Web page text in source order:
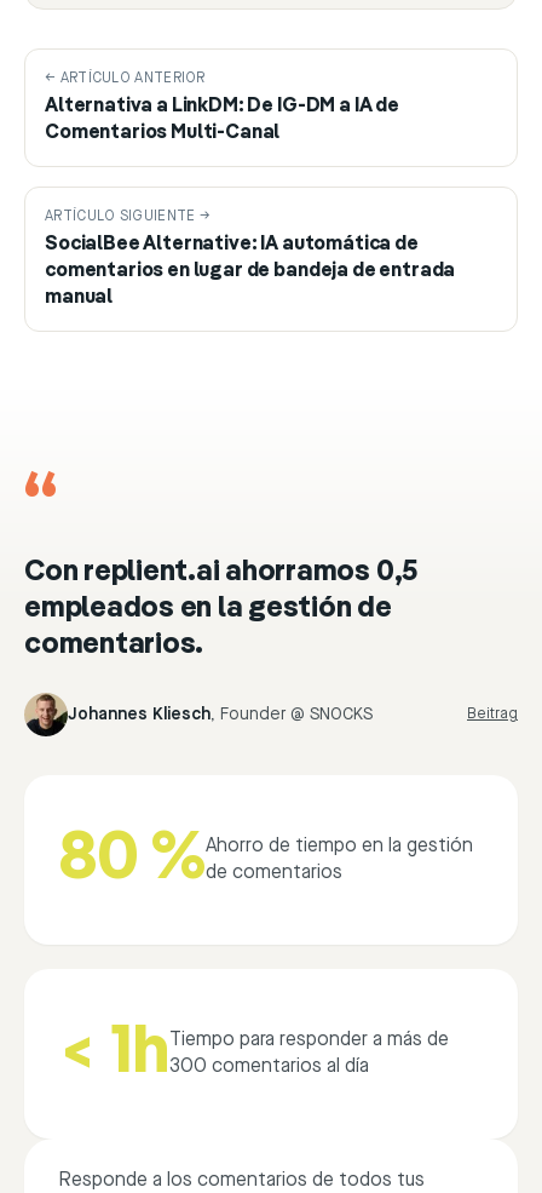
← ARTÍCULO ANTERIOR
Alternativa a LinkDM: De IG-DM a IA de
Comentarios Multi-Canal
ARTÍCULO SIGUIENTE →
SocialBee Alternative: IA automática de
comentarios en lugar de bandeja de entrada
manual
“
Con replient.ai ahorramos 0,5
empleados en la gestión de
comentarios.
Johannes Kliesch, Founder @ SNOCKS Beitrag
80 %Ahorro de tiempo en la gestión
de comentarios
< 1hTiempo para responder a más de
300 comentarios al día
Responde a los comentarios de todos tus